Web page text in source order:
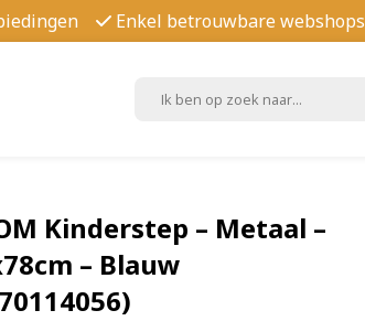
Enkel betrouwbare webshops
Kinderstep – Metaal –
– Blauw